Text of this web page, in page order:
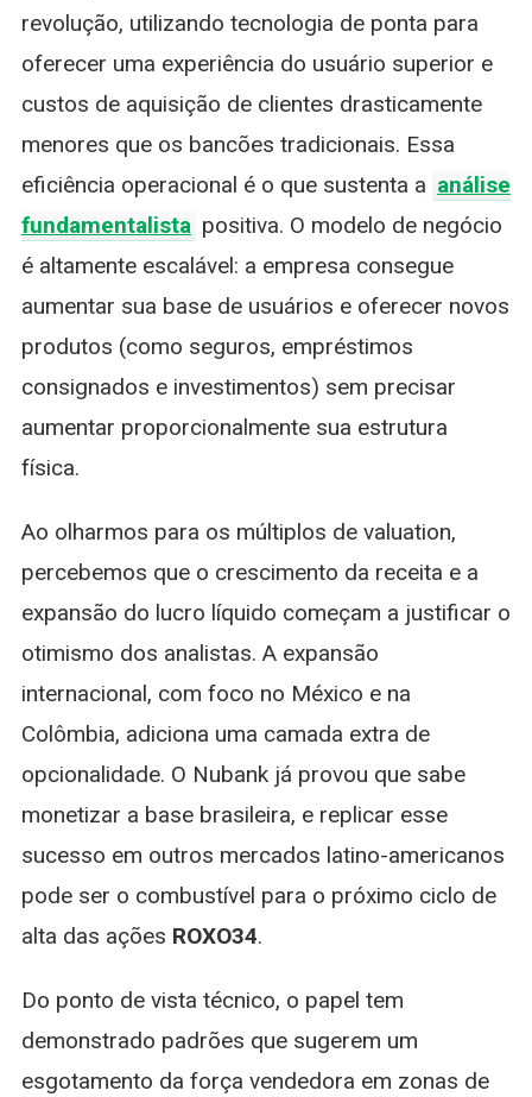
revolução, utilizando tecnologia de ponta para
oferecer uma experiência do usuário superior e
custos de aquisição de clientes drasticamente
menores que os bancões tradicionais. Essa
eficiência operacional é o que sustenta a análise
fundamentalista positiva. O modelo de negócio
é altamente escalável: a empresa consegue
aumentar sua base de usuários e oferecer novos
produtos (como seguros, empréstimos
consignados e investimentos) sem precisar
aumentar proporcionalmente sua estrutura
física.
Ao olharmos para os múltiplos de valuation,
percebemos que o crescimento da receita e a
expansão do lucro líquido começam a justificar o
otimismo dos analistas. A expansão
internacional, com foco no México e na
Colômbia, adiciona uma camada extra de
opcionalidade. O Nubank já provou que sabe
monetizar a base brasileira, e replicar esse
sucesso em outros mercados latino-americanos
pode ser o combustível para o próximo ciclo de
alta das ações ROXO34.
Do ponto de vista técnico, o papel tem
demonstrado padrões que sugerem um
esgotamento da força vendedora em zonas de